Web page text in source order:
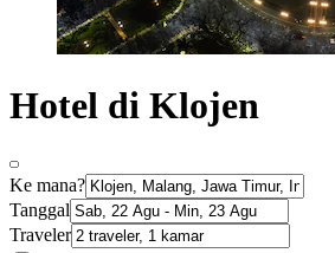
Hotel di Klojen
Ke mana?
Tanggal
Traveler